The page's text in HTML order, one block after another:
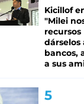
Kicillof
"Milei
recursos
dárselos
bancos,
a sus